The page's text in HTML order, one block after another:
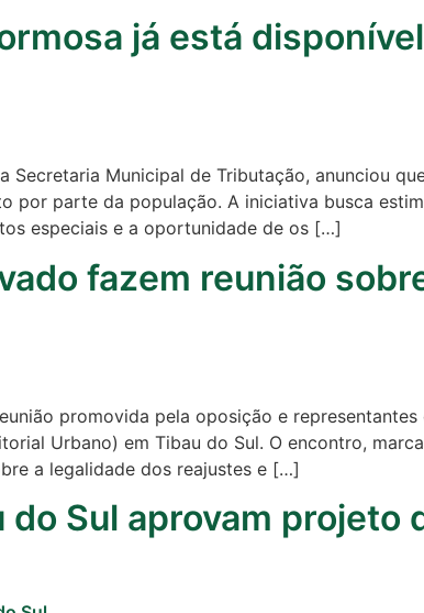
já está
Secretaria Municipal de Tributação, anunciou
por parte da população. A iniciativa busca
especiais e a oportunidade de os […]
fazem reunião
promovida pela oposição e
Urbano) em Tibau do Sul. O encontro,
a legalidade dos reajustes e […]
Sul aprovam projeto